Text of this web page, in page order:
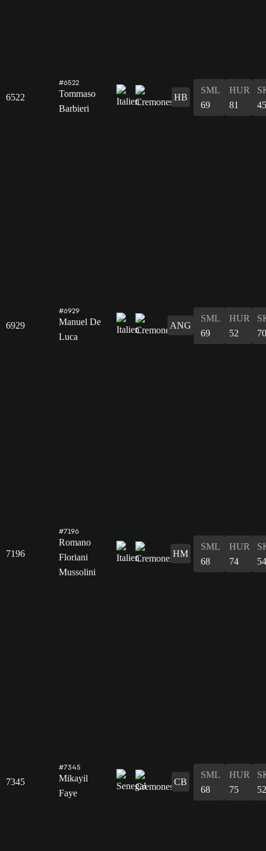
6522
#6522
Tommaso
Barbieri
HB
SML
69
HUR
81
45
6929
#6929
Manuel De
Luca
ANG
SML
69
HUR
52
70
7196
#7196
Romano
Floriani
Mussolini
HM
SML
68
HUR
74
54
7345
#7345
Mikayil
Faye
CB
SML
68
HUR
75
52